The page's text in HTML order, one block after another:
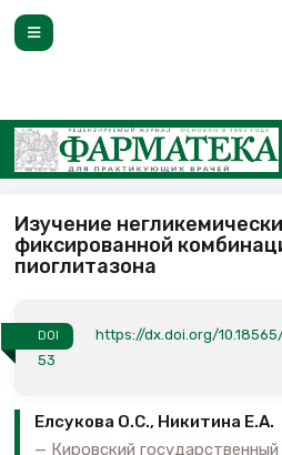
Изучение
фиксированной
пиоглитазона
DOI
https://dx.doi.org/
53
Елсукова О.С., Никитина Е.А.
Кировский